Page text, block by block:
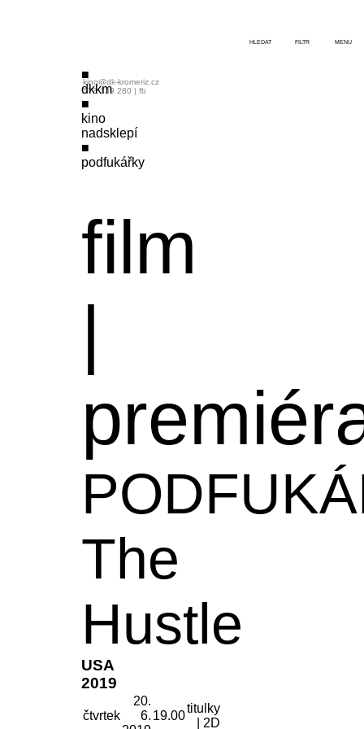
dkkm
kino
nadsklepí
podfukářky
film
|
The
Hustle
USA
2019
čtvrtek
20.
6. 19.00
titulky
| 2D
kino@dk-kromeriz.cz
573 339 280 | fb
HLEDAT FILTR MENU